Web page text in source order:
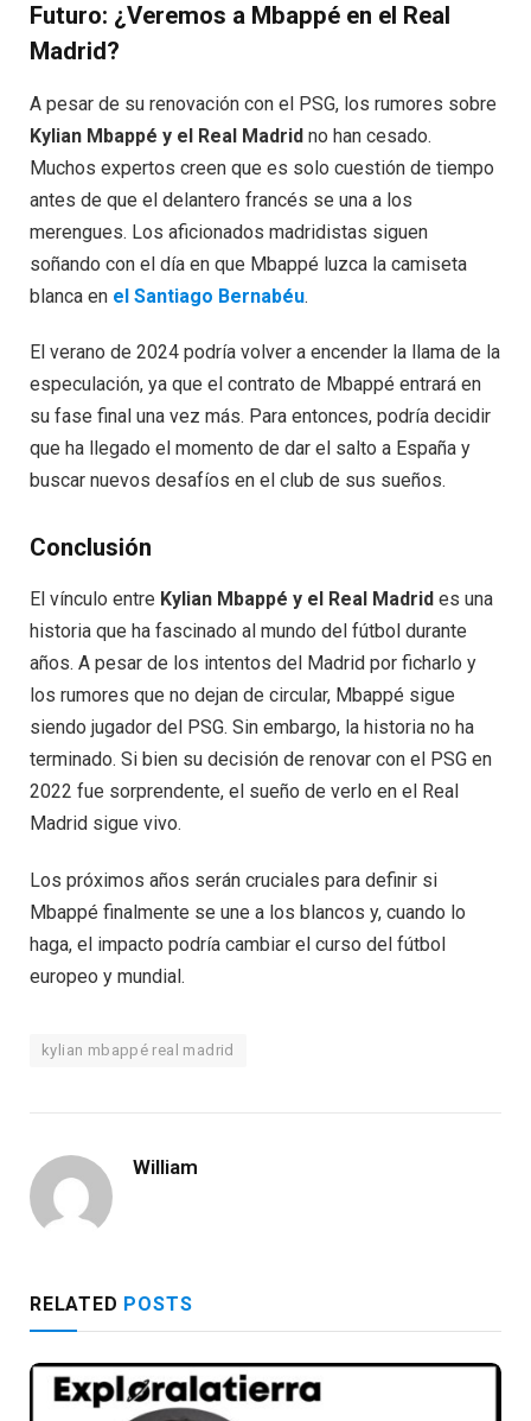
Futuro: ¿Veremos a Mbappé en el Real
Madrid?
A pesar de su renovación con el PSG, los rumores sobre
Kylian Mbappé y el Real Madrid no han cesado.
Muchos expertos creen que es solo cuestión de tiempo
antes de que el delantero francés se una a los
merengues. Los aficionados madridistas siguen
soñando con el día en que Mbappé luzca la camiseta
blanca en el Santiago Bernabéu.
El verano de 2024 podría volver a encender la llama de la
especulación, ya que el contrato de Mbappé entrará en
su fase final una vez más. Para entonces, podría decidir
que ha llegado el momento de dar el salto a España y
buscar nuevos desafíos en el club de sus sueños.
Conclusión
El vínculo entre Kylian Mbappé y el Real Madrid es una
historia que ha fascinado al mundo del fútbol durante
años. A pesar de los intentos del Madrid por ficharlo y
los rumores que no dejan de circular, Mbappé sigue
siendo jugador del PSG. Sin embargo, la historia no ha
terminado. Si bien su decisión de renovar con el PSG en
2022 fue sorprendente, el sueño de verlo en el Real
Madrid sigue vivo.
Los próximos años serán cruciales para definir si
Mbappé finalmente se une a los blancos y, cuando lo
haga, el impacto podría cambiar el curso del fútbol
europeo y mundial.
kylian mbappé real madrid
William
RELATED POSTS